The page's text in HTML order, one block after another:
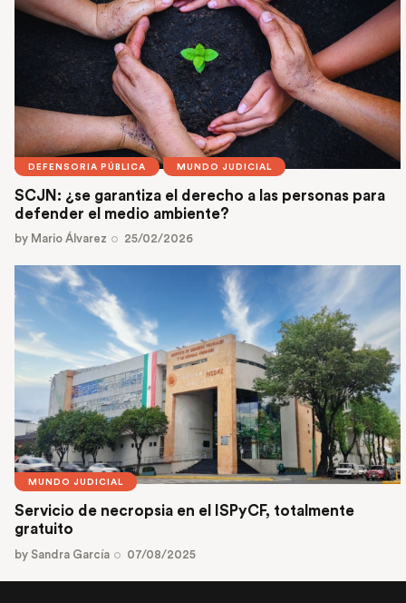
DEFENSORIA PÚBLICA MUNDO JUDICIAL
SCJN: ¿se garantiza el derecho a las personas para
defender el medio ambiente?
by Mario Álvarez 25/02/2026
MUNDO JUDICIAL
Servicio de necropsia en el ISPyCF, totalmente
gratuito
by Sandra García 07/08/2025